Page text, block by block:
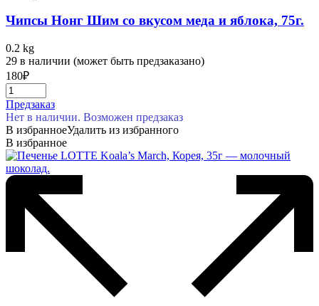
Чипсы Нонг Шим со вкусом меда и яблока, 75г.
0.2 kg
29 в наличии (может быть предзаказано)
180₽
Предзаказ
Нет в наличии. Возможен предзаказ
В избранноеУдалить из избранного
В избранное